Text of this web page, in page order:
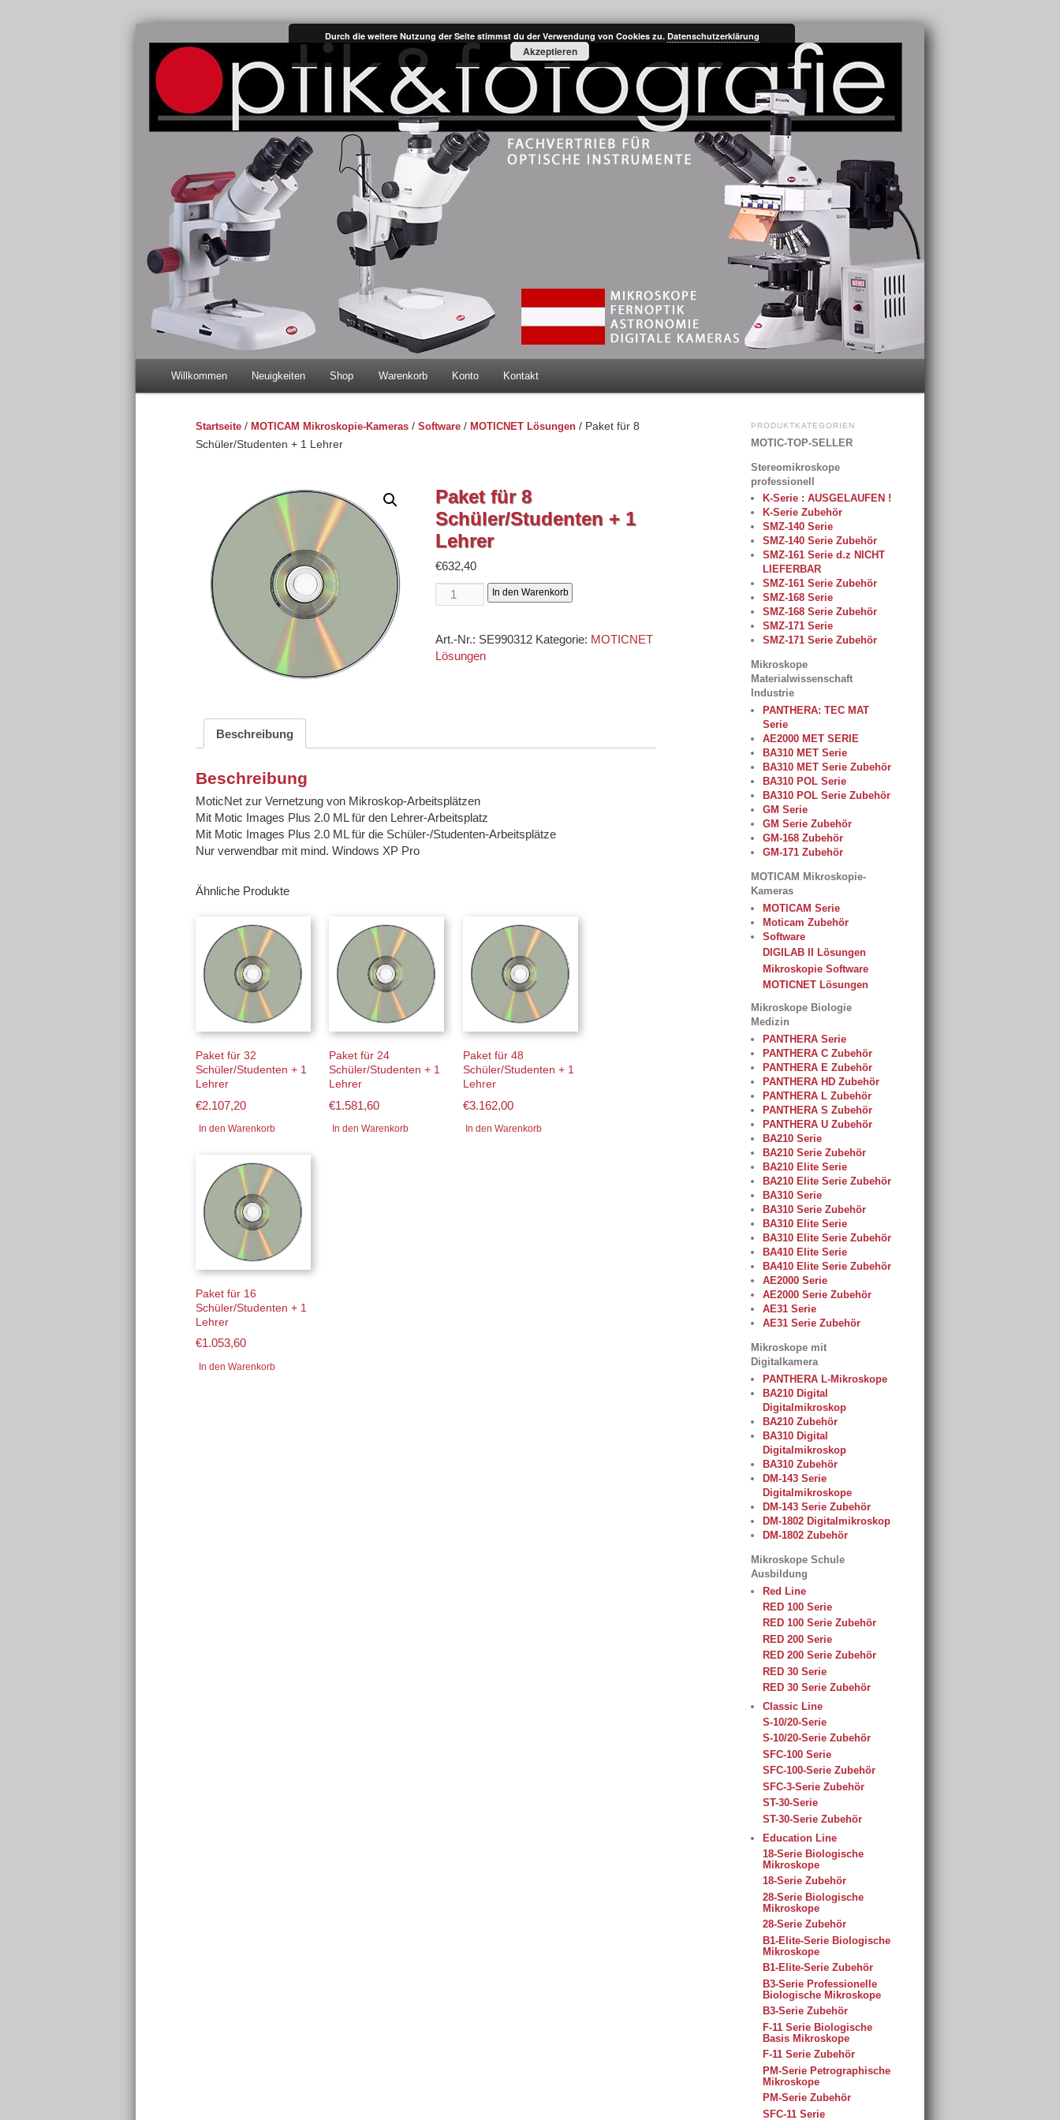
Mikroskope – Onlineshop – Österreich
Zum
Zum
Willkommen Neuigkeiten Shop Warenkorb Konto Kontakt
Startseite / MOTICAM Mikroskopie-Kameras / Software / MOTICNET Lösungen / Paket für 8
Schüler/Studenten + 1 Lehrer
Paket für 8
Schüler/Studenten + 1
Lehrer
€632,40
Paket
für
Schüler/Studenten
+
In den Warenkorb
Art.-Nr.: SE990312 Kategorie: MOTICNET
Lösungen
Beschreibung
Beschreibung
MoticNet zur Vernetzung von Mikroskop-Arbeitsplätzen
Mit Motic Images Plus 2.0 ML für den Lehrer-Arbeitsplatz
Mit Motic Images Plus 2.0 ML für die Schüler-/Studenten-Arbeitsplätze
Nur verwendbar mit mind. Windows XP Pro
Ähnliche Produkte
Paket für 32
Schüler/Studenten + 1
Lehrer
€2.107,20
In den Warenkorb
Paket für 24
Schüler/Studenten + 1
Lehrer
€1.581,60
In den Warenkorb
Paket für 48
Schüler/Studenten + 1
Lehrer
€3.162,00
In den Warenkorb
Paket für 16
Schüler/Studenten + 1
Lehrer
€1.053,60
In den Warenkorb
PRODUKTKATEGORIEN
MOTIC-TOP-SELLER
Stereomikroskope
professionell
K-Serie : AUSGELAUFEN !
K-Serie Zubehör
SMZ-140 Serie
SMZ-140 Serie Zubehör
SMZ-161 Serie d.z NICHT
LIEFERBAR
SMZ-161 Serie Zubehör
SMZ-168 Serie
SMZ-168 Serie Zubehör
SMZ-171 Serie
SMZ-171 Serie Zubehör
Mikroskope
Materialwissenschaft
Industrie
PANTHERA: TEC MAT
Serie
AE2000 MET SERIE
BA310 MET Serie
BA310 MET Serie Zubehör
BA310 POL Serie
BA310 POL Serie Zubehör
GM Serie
GM Serie Zubehör
GM-168 Zubehör
GM-171 Zubehör
MOTICAM Mikroskopie-
Kameras
MOTICAM Serie
Moticam Zubehör
Software
DIGILAB II Lösungen
Mikroskopie Software
MOTICNET Lösungen
Mikroskope Biologie
Medizin
PANTHERA Serie
PANTHERA C Zubehör
PANTHERA E Zubehör
PANTHERA HD Zubehör
PANTHERA L Zubehör
PANTHERA S Zubehör
PANTHERA U Zubehör
BA210 Serie
BA210 Serie Zubehör
BA210 Elite Serie
BA210 Elite Serie Zubehör
BA310 Serie
BA310 Serie Zubehör
BA310 Elite Serie
BA310 Elite Serie Zubehör
BA410 Elite Serie
BA410 Elite Serie Zubehör
AE2000 Serie
AE2000 Serie Zubehör
AE31 Serie
AE31 Serie Zubehör
Mikroskope mit
Digitalkamera
PANTHERA L-Mikroskope
BA210 Digital
Digitalmikroskop
BA210 Zubehör
BA310 Digital
Digitalmikroskop
BA310 Zubehör
DM-143 Serie
Digitalmikroskope
DM-143 Serie Zubehör
DM-1802 Digitalmikroskop
DM-1802 Zubehör
Mikroskope Schule
Ausbildung
Red Line
RED 100 Serie
RED 100 Serie Zubehör
RED 200 Serie
RED 200 Serie Zubehör
RED 30 Serie
RED 30 Serie Zubehör
Classic Line
S-10/20-Serie
S-10/20-Serie Zubehör
SFC-100 Serie
SFC-100-Serie Zubehör
SFC-3-Serie Zubehör
ST-30-Serie
ST-30-Serie Zubehör
Education Line
18-Serie Biologische
Mikroskope
18-Serie Zubehör
28-Serie Biologische
Mikroskope
28-Serie Zubehör
B1-Elite-Serie Biologische
Mikroskope
B1-Elite-Serie Zubehör
B3-Serie Professionelle
Biologische Mikroskope
B3-Serie Zubehör
F-11 Serie Biologische
Basis Mikroskope
F-11 Serie Zubehör
PM-Serie Petrographische
Mikroskope
PM-Serie Zubehör
SFC-11 Serie
Durch die weitere Nutzung der Seite stimmst du der Verwendung von Cookies zu. Datenschutzerklärung
Akzeptieren